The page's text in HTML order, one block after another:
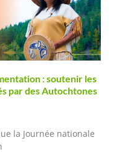
: soutenir les
par des Autochtones
la Journée nationale